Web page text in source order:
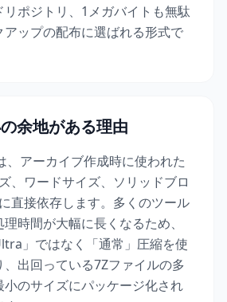
ポジトリ、1メガバイトも無駄
アップの配布に選ばれる形式で
余地がある理由
、アーカイブ作成時に使われた
、ワードサイズ、ソリッドブロ
直接依存します。多くのツール
時間が大幅に長くなるため、
」ではなく「通常」圧縮を使
出回っている7Zファイルの多
小のサイズにパッケージ化され